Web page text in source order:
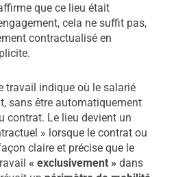
que ce lieu était
cela ne suffit pas,
contractualisé en
travail indique où le salarié
sans être automatiquement
contrat. Le lieu devient un
» lorsque le contrat ou
claire et précise que le
« exclusivement » dans